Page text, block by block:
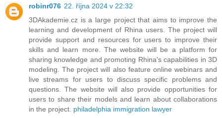
robinr076 22. října 2024 v 22:32
3DAkademie.cz is a large project that aims to improve the
learning and development of Rhina users. The project will
provide support and resources for users to improve their
skills and learn more. The website will be a platform for
sharing knowledge and promoting Rhina's capabilities in 3D
modeling. The project will also feature online webinars and
live streams for users to discuss specific problems and
questions. The website will also provide opportunities for
users to share their models and learn about collaborations
in the project. philadelphia immigration lawyer